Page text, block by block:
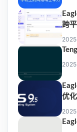
跨
优化